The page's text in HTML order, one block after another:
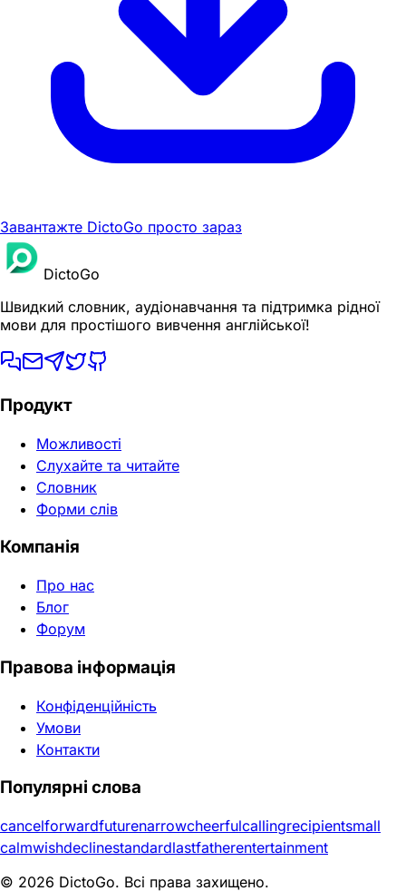
Завантажте DictoGo просто зараз
DictoGo
Швидкий словник, аудіонавчання та підтримка рідної
мови для простішого вивчення англійської!
Продукт
Можливості
Слухайте та читайте
Словник
Форми слів
Компанія
Про нас
Блог
Форум
Правова інформація
Конфіденційність
Умови
Контакти
Популярні слова
cancelforwardfuturenarrowcheerfulcallingrecipientsmall
calmwishdeclinestandardlastfatherentertainment
© 2026 DictoGo. Всі права захищено.